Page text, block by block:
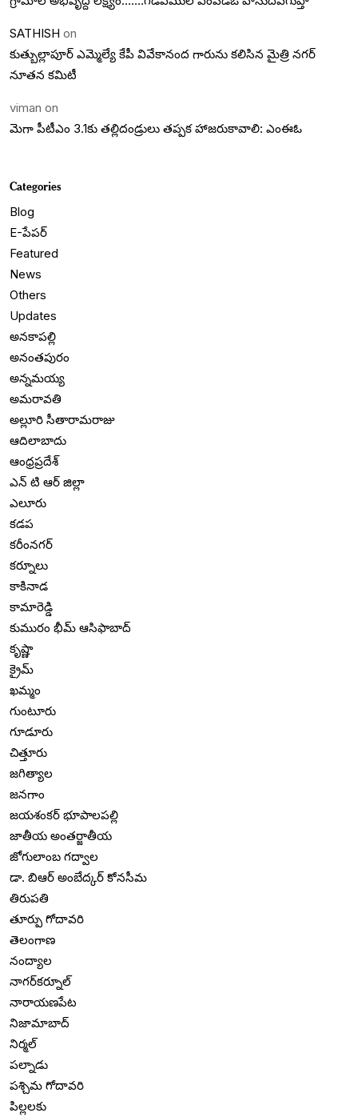
SATHISH on
కుత్బుల్లాపూర్ ఎమ్మెల్యే కేపీ వివేకానంద గారును కలిసిన మైత్రి నగర్
నూతన కమిటీ
viman on
మెగా పీటీఎం 3.1కు తల్లిదండ్రులు తప్పక హాజరుకావాలి: ఎంఈఓ
Categories
Blog
E-పేపర్
Featured
News
Others
Updates
అనకాపల్లి
అనంతపురం
అన్నమయ్య
అమరావతి
అల్లూరి సీతారామరాజు
ఆదిలాబాదు
ఆంధ్రప్రదేశ్
ఎన్ టి ఆర్ జిల్లా
ఎలూరు
కడప
కరీంనగర్
కర్నూలు
కాకినాడ
కామారెడ్డి
కుమురం భీమ్ ఆసిఫాబాద్
కృష్ణా
క్రైమ్
ఖమ్మం
గుంటూరు
గూడూరు
చిత్తూరు
జగిత్యాల
జనగాం
జయశంకర్ భూపాలపల్లి
జాతీయ అంతర్జాతీయ
జోగులాంబ గద్వాల
డా. బిఆర్ అంబేద్కర్ కోనసీమ
తిరుపతి
తూర్పు గోదావరి
తెలంగాణ
నంద్యాల
నాగర్‌కర్నూల్
నారాయణపేట
నిజామాబాద్
నిర్మల్
పల్నాడు
పశ్చిమ గోదావరి
పిల్లలకు